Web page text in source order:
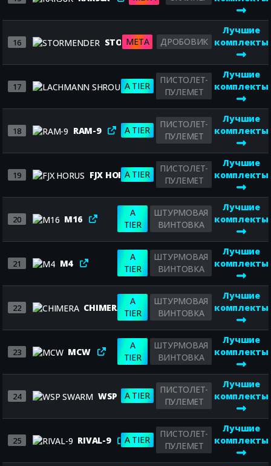
16 STORMENDER
META ДРОБОВИК
Лучшие
комплекты
17 LACHMANN SHROUD
A TIER
ПИСТОЛЕТ-
ПУЛЕМЕТ
Лучшие
комплекты
18 RAM-9 A TIER
ПИСТОЛЕТ-
ПУЛЕМЕТ
Лучшие
комплекты
19 FJX HORUSA TIER
ПИСТОЛЕТ-
ПУЛЕМЕТ
Лучшие
комплекты
20 M16
A
TIER
ШТУРМОВАЯ
ВИНТОВКА
Лучшие
комплекты
21 M4
A
TIER
ШТУРМОВАЯ
ВИНТОВКА
Лучшие
комплекты
22 CHIMERA
A
TIER
ШТУРМОВАЯ
ВИНТОВКА
Лучшие
комплекты
23 MCW
A
TIER
ШТУРМОВАЯ
ВИНТОВКА
Лучшие
комплекты
24 WSP SWARM
A TIER
ПИСТОЛЕТ-
ПУЛЕМЕТ
Лучшие
комплекты
25 RIVAL-9 A TIER
ПИСТОЛЕТ-
ПУЛЕМЕТ
Лучшие
комплекты